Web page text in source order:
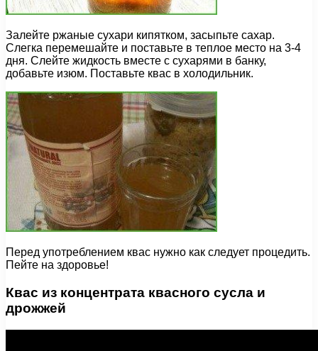
Залейте ржаные сухари кипятком, засыпьте сахар.
Слегка перемешайте и поставьте в теплое место на 3-4
дня. Слейте жидкость вместе с сухарями в банку,
добавьте изюм. Поставьте квас в холодильник.
Перед употреблением квас нужно как следует процедить.
Пейте на здоровье!
Квас из концентрата квасного сусла и
дрожжей